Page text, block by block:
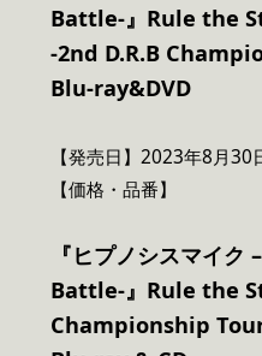
Battle-』Rule the
-2nd D.R.B
Blu-ray&DVD
【発売日】2023年8月30
【価格・品番】
『ヒプノシスマイ
Battle-』Rule the
Championship